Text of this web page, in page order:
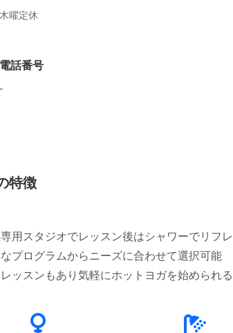
木曜定休
電話番号
-
特徴
専用スタジオでレッスン後はシャワーでリフレ
なプログラムからニーズに合わせて選択可能